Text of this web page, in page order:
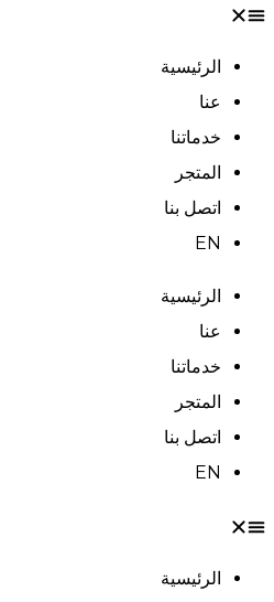
الرئيسية
عنا
خدماتنا
المتجر
اتصل بنا
EN
الرئيسية
عنا
خدماتنا
المتجر
اتصل بنا
EN
الرئيسية